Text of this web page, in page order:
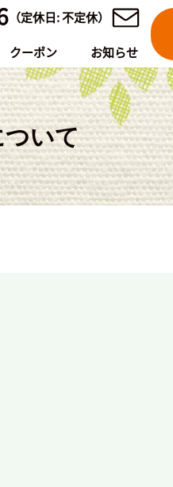
（定休日: 不定休）
クーポン お知らせ
いて